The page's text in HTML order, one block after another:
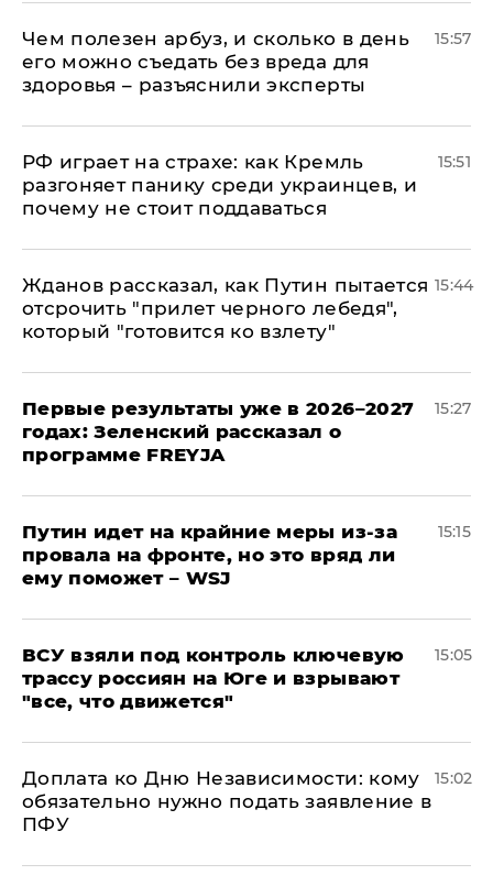
Чем полезен арбуз, и сколько в день
его можно съедать без вреда для
здоровья – разъяснили эксперты
15:57
РФ играет на страхе: как Кремль
разгоняет панику среди украинцев, и
почему не стоит поддаваться
15:51
Жданов рассказал, как Путин пытается
отсрочить "прилет черного лебедя",
который "готовится ко взлету"
15:44
Первые результаты уже в 2026–2027
годах: Зеленский рассказал о
программе FREYJA
15:27
Путин идет на крайние меры из-за
провала на фронте, но это вряд ли
ему поможет – WSJ
15:15
ВСУ взяли под контроль ключевую
трассу россиян на Юге и взрывают
"все, что движется"
15:05
Доплата ко Дню Независимости: кому
обязательно нужно подать заявление в
ПФУ
15:02